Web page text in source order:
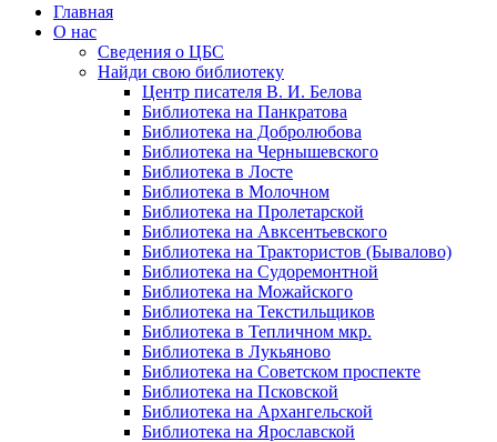
Главная
О нас
Сведения о ЦБС
Найди свою библиотеку
Центр писателя В. И. Белова
Библиотека на Панкратова
Библиотека на Добролюбова
Библиотека на Чернышевского
Библиотека в Лосте
Библиотека в Молочном
Библиотека на Пролетарской
Библиотека на Авксентьевского
Библиотека на Трактористов (Бывалово)
Библиотека на Судоремонтной
Библиотека на Можайского
Библиотека на Текстильщиков
Библиотека в Тепличном мкр.
Библиотека в Лукьяново
Библиотека на Советском проспекте
Библиотека на Псковской
Библиотека на Архангельской
Библиотека на Ярославской